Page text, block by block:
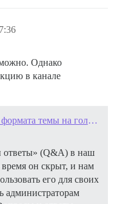
Однако
в канале
Добавить возможность смены формата темы на голосование за посты для администраторов/сотрудников
(Q&A) в наш
время он скрыт, и нам
его для своих
администраторам